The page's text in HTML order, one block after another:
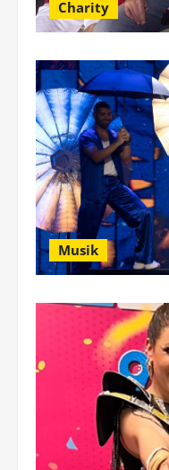
Charity
Musik